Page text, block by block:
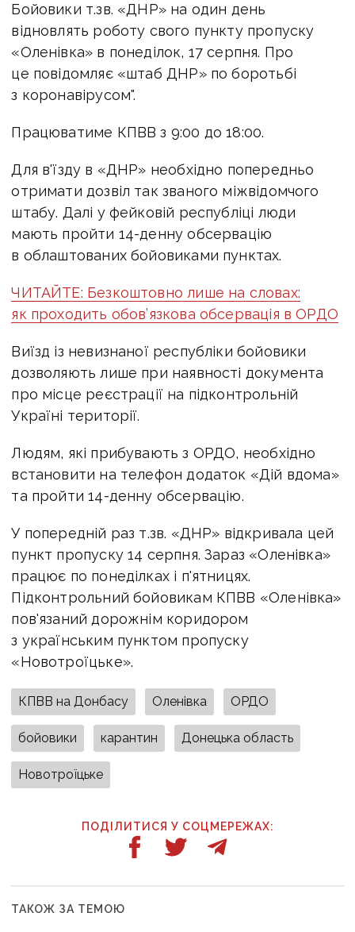
Бойовики т.зв. «ДНР» на один день
відновлять роботу свого пункту пропуску
«Оленівка» в понеділок, 17 серпня. Про
це повідомляє «штаб ДНР» по боротьбі
з коронавірусом".
Працюватиме КПВВ з 9:00 до 18:00.
Для в'їзду в «ДНР» необхідно попередньо
отримати дозвіл так званого міжвідомчого
штабу. Далі у фейковій республіці люди
мають пройти 14-денну обсервацію
в облаштованих бойовиками пунктах.
ЧИТАЙТЕ: Безкоштовно лише на словах:
як проходить обов’язкова обсервація в ОРДО
Виїзд із невизнаної республіки бойовики
дозволяють лише при наявності документа
про місце реєстрації на підконтрольній
Україні території.
Людям, які прибувають з ОРДО, необхідно
встановити на телефон додаток «Дій вдома»
та пройти 14-денну обсервацію.
У попередній раз т.зв. «ДНР» відкривала цей
пункт пропуску 14 серпня. Зараз «Оленівка»
працює по понеділках і п'ятницях.
Підконтрольний бойовикам КПВВ «Оленівка»
пов'язаний дорожнім коридором
з українським пунктом пропуску
«Новотроїцьке».
КПВВ на Донбасу Оленівка ОРДО
бойовики карантин Донецька область
Новотроїцьке
ПОДІЛИТИСЯ У СОЦМЕРЕЖАХ:
ТАКОЖ ЗА ТЕМОЮ